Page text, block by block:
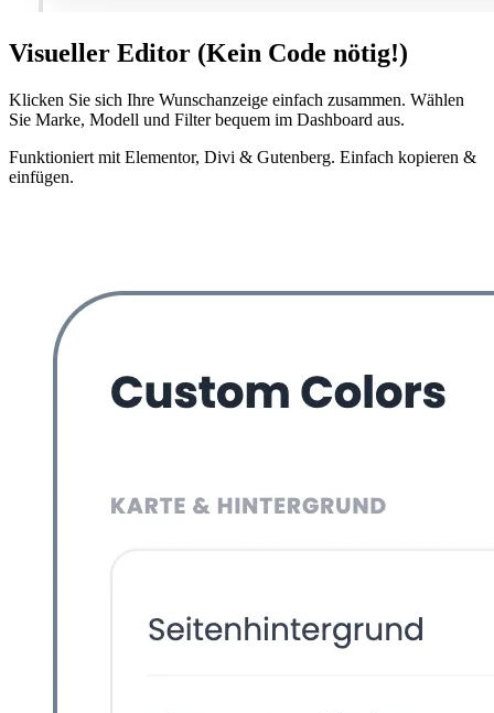
Visueller Editor (Kein Code nötig!)
Klicken Sie sich Ihre Wunschanzeige einfach zusammen. Wählen
Sie Marke, Modell und Filter bequem im Dashboard aus.
Funktioniert mit Elementor, Divi & Gutenberg. Einfach kopieren &
einfügen.